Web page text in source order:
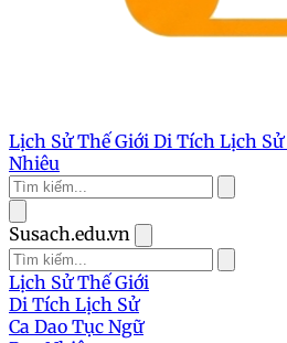
Lịch Sử Thế Giới Di Tích Lịch Sử
Nhiêu
Susach.edu.vn
Lịch Sử Thế Giới
Di Tích Lịch Sử
Ca Dao Tục Ngữ